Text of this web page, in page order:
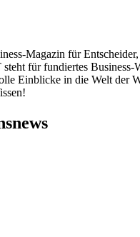
Magazin für
für fundiertes Business-
Einblicke in die Welt der